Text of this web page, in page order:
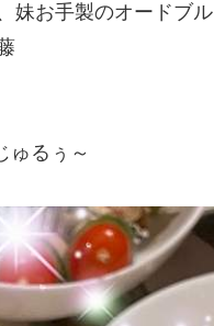
お手製のオードブル
ゅるぅ～